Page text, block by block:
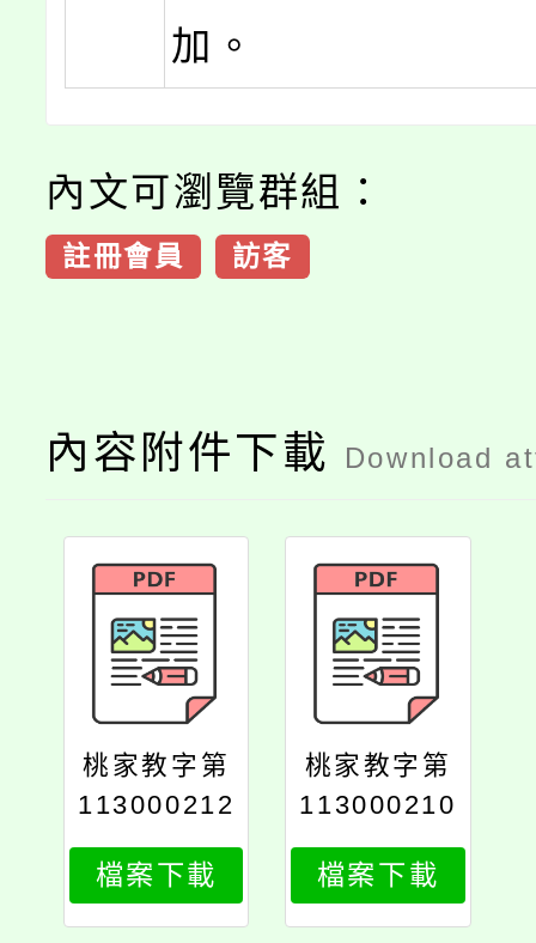
加。
內文可瀏覽群組：
註冊會員 訪客
內容附件下載 Download
桃家教字第
113000212
5號
檔案下載
桃家教字第
113000210
7號
檔案下載